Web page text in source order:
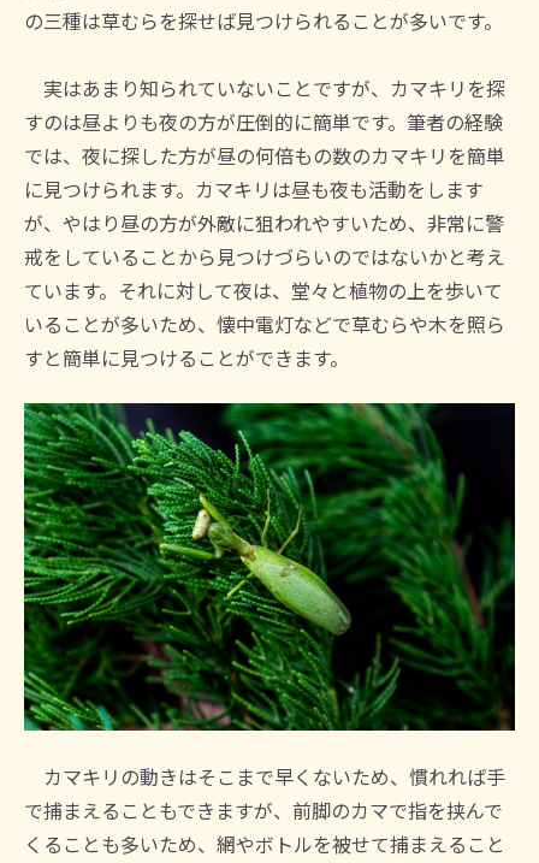
の三種は草むらを探せば見つけられることが多いです。
実はあまり知られていないことですが、カマキリを探
すのは昼よりも夜の方が圧倒的に簡単です。筆者の経験
では、夜に探した方が昼の何倍もの数のカマキリを簡単
に見つけられます。カマキリは昼も夜も活動をします
が、やはり昼の方が外敵に狙われやすいため、非常に警
戒をしていることから見つけづらいのではないかと考え
ています。それに対して夜は、堂々と植物の上を歩いて
いることが多いため、懐中電灯などで草むらや木を照ら
すと簡単に見つけることができます。
カマキリの動きはそこまで早くないため、慣れれば手
で捕まえることもできますが、前脚のカマで指を挟んで
くることも多いため、網やボトルを被せて捕まえること